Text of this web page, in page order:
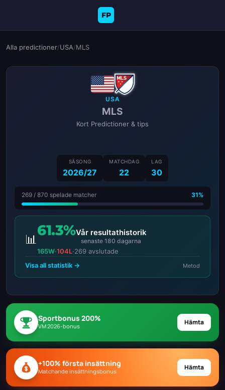
FP
Alla predictioner/USA/MLS
USA
MLS
Kort Predictioner & tips
SÄSONG
2026/27
MATCHDAG
22
LAG
30
269 / 870 spelade matcher 31%
📊
61.3%Vår resultathistorik
senaste 180 dagarna
165W·104L·269 avslutade
Visa all statistik →
Metod
Sportbonus 200%
VM 2026-bonus Hämta
+100% första insättning
Matchande insättningsbonus Hämta